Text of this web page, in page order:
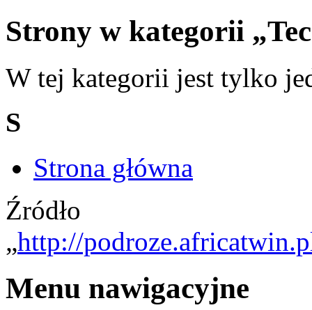
Strony w kategorii
W tej kategorii jest tylko
S
Strona główna
Źródło
„http://
Menu nawigacyjne